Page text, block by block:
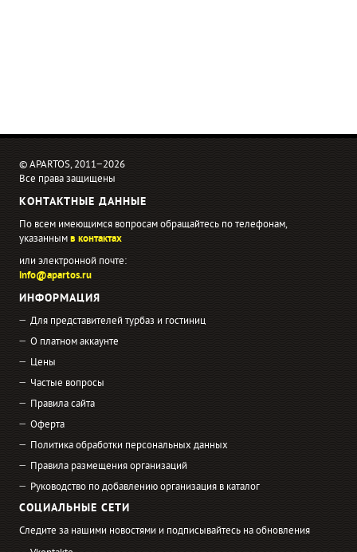
© APARTOS, 2011−2026
Все права защищены
КОНТАКТНЫЕ ДАННЫЕ
По всем имеющимся вопросам обращайтесь по телефонам,
указаннымв контактах
или электронной почте:
info@apartos.ru
ИНФОРМАЦИЯ
Для представителей турбаз и гостиниц
О платном аккаунте
Цены
Частые вопросы
Правила сайта
Оферта
Политика обработки персональных данных
Правила размещения организаций
Руководство по добавлению организация в каталог
СОЦИАЛЬНЫЕ СЕТИ
Следите за нашими новостями и подписывайтесь на обновления